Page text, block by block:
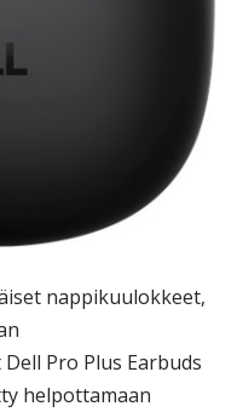
nappikuulokkeet,
Pro Plus Earbuds
helpottamaan